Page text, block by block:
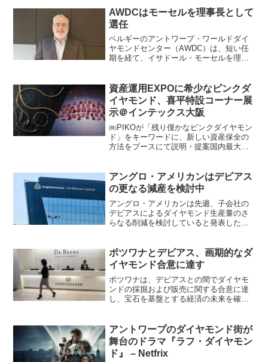
AWDCはモーセルを理事長として
選任
ベルギーのアントワープ・ワールドダイ
ヤモンドセンター（AWDC）は、短い任
期を経て、イサドール・モーセルを理事
任として、ダリ・ダイヤモンド社のCEO
であるモーセルを1...
資産運用EXPOに希少なピンクダ
イヤモンド、喜平特設コーナー展
示＠インテックス大阪
㈱PIKOが「残り僅かなピンクダイヤモン
ド」をキーワードに、新しい資産保全の
方法をブースにて説明・提案国内最大級
BIJOUPIKO（読み：ビジュピコ）グルー
プ株式会社...
アングロ・アメリカンはデビアス
の更なる減産を検討中
アングロ・アメリカンは先週、子会社の
デビアスによるダイヤモンド生産量のさ
らなる削減を検討していると発表した。
報告と一致した。「ダイヤモンド市場は
（サプライ）中流が通常...
ボツワナとデビアス、画期的なダ
イヤモンド合意に達す
ボツワナは、デビアスとの間でダイヤモ
ンドの採掘および販売に関する合意に達
し、宝石を基盤とする経済の未来を確保
日中に正式発表される予定であると、ボ
ツワナのドゥマ・...
アントワープのダイヤモンド街が
舞台のドラマ『ラフ・ダイヤモン
ド』 – Netfrix